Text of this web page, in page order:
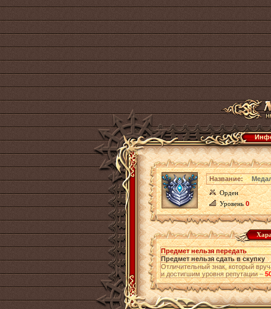
Название:
Орден
Уровень0
Предмет нельзя передать
Предмет нельзя сдать в скупку
Отличительный знак, который
и достигшим уровня репутации –